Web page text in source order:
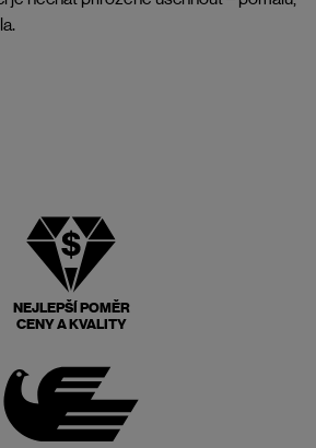
NEJLEPŠÍ POMĚR
CENY A KVALITY